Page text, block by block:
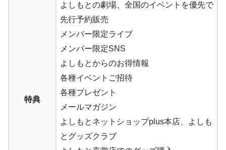
特典
よしもとの劇場、全国のイベントを優先で
先行予約販売
メンバー限定ライブ
メンバー限定SNS
よしもとからのお得情報
各種イベントご招待
各種プレゼント
メールマガジン
よしもとネットショップplus本店、よしも
とグッズクラブ